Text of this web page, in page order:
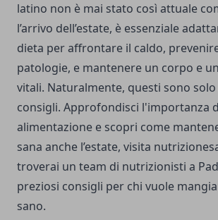
latino non è mai stato così attuale
l’arrivo dell’estate, è essenziale
dieta per affrontare il caldo,
patologie, e mantenere un corpo e
vitali. Naturalmente, questi sono
consigli. Approfondisci l'importanza
alimentazione e scopri come
sana anche l’estate, visita
troverai un team di nutrizionisti a
preziosi consigli per chi vuole
sano.